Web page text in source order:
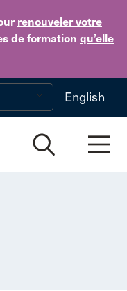
renouveler votre
de formation qu’elle
Skip to main content
English